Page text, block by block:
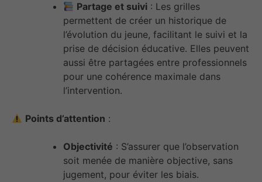
Partage et suivi : Les grilles
permettent de créer un historique de
l’évolution du jeune, facilitant le suivi et la
prise de décision éducative. Elles peuvent
aussi être partagées entre professionnels
pour une cohérence maximale dans
l’intervention.
Points d’attention :
Objectivité : S’assurer que l’observation
soit menée de manière objective, sans
jugement, pour éviter les biais.